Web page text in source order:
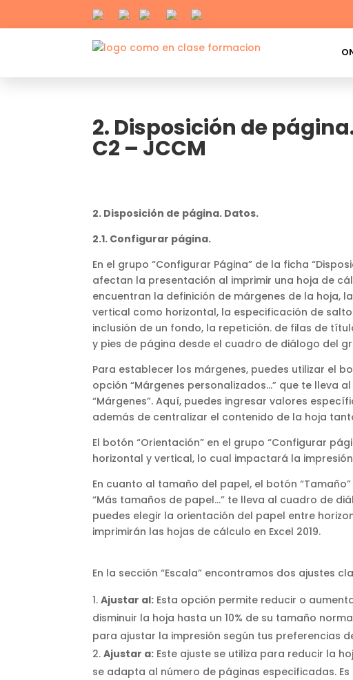
2. Disposición de página.
C2 – JCCM
2. Disposición de página. Datos.
2.1. Configurar página.
En el grupo “Configurar Página” de la ficha
afectan la presentación al imprimir una hoja de
encuentran la definición de márgenes de la hoja,
vertical como horizontal, la especificación de
inclusión de un fondo, la repetición. de filas de
y pies de página desde el cuadro de diálogo del
Para establecer los márgenes, puedes utilizar el
opción “Márgenes personalizados…” que te lleva
“Márgenes”. Aquí, puedes ingresar valores
además de centralizar el contenido de la hoja
El botón “Orientación” en el grupo “Configurar
horizontal y vertical, lo cual impactará la
En cuanto al tamaño del papel, el botón
“Más tamaños de papel…” te lleva al cuadro de
puedes elegir la orientación del papel entre
imprimirán las hojas de cálculo en Excel 2019.
En la sección “Escala” encontramos dos ajustes
Ajustar al: Esta opción permite reducir o
disminuir la hoja hasta un 10% de su tamaño
para ajustar la impresión según tus preferencias
Ajustar a: Este ajuste se utiliza para reducir la
se adapta al número de páginas especificadas.